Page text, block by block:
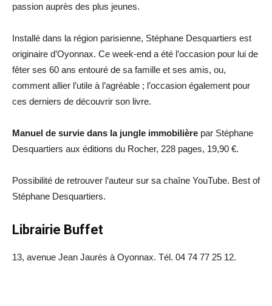
passion auprès des plus jeunes.
Installé dans la région parisienne, Stéphane Desquartiers est
originaire d’Oyonnax. Ce week-end a été l’occasion pour lui de
fêter ses 60 ans entouré de sa famille et ses amis, ou,
comment allier l’utile à l’agréable ; l’occasion également pour
ces derniers de découvrir son livre.
Manuel de survie dans la jungle immobilière par Stéphane
Desquartiers aux éditions du Rocher, 228 pages, 19,90 €.
Possibilité de retrouver l’auteur sur sa chaîne YouTube. Best of
Stéphane Desquartiers.
Librairie Buffet
13, avenue Jean Jaurès à Oyonnax. Tél. 04 74 77 25 12.